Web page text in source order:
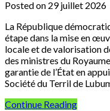
Posted on 29 juillet 2026
La République
étape dans la mise en
locale et de valorisation
des ministres du
garantie de l’État en
Société du Terril de
Continue Reading